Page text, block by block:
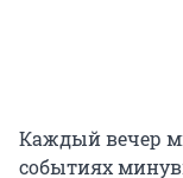
Каждый вечер
событиях